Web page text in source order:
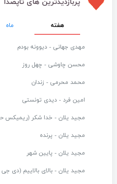
پربازدیدترین های تاپصدا
هفته ماه
مهدی جهانی - دیوونه بودم
محسن چاوشی - چهل روز
محمد محرمی - زندان
امین فرد - دیدی تونستی
مجید یلان - خدا شکر (ریمیکس
مجید یلان - پرنده
مجید یلان - پایین شهر
مجید یلان - بالای بالاییم (دی